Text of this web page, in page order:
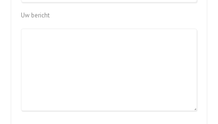
Uw bericht